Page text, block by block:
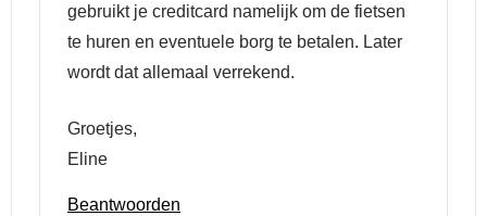
gebruikt je creditcard namelijk om de fietsen
te huren en eventuele borg te betalen. Later
wordt dat allemaal verrekend.
Groetjes,
Eline
Beantwoorden